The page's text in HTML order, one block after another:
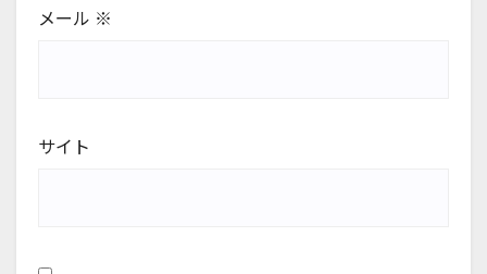
メール ※
サイト